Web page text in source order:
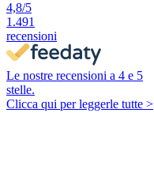
4,8/5
1.491
recensioni
Le nostre recensioni a 4 e 5
stelle.
Clicca qui per leggerle tutte >